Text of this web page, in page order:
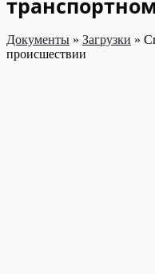
Документы » Загрузки »
происшествии